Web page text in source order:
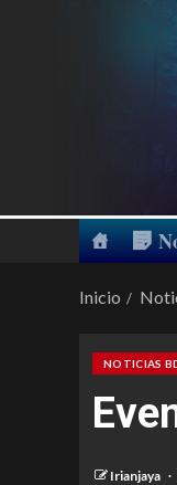
Inicio
NOTICIAS
Irianjaya